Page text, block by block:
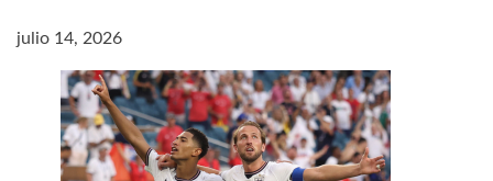
julio 14, 2026